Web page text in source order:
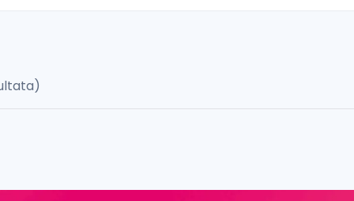
đ, ž, dž)